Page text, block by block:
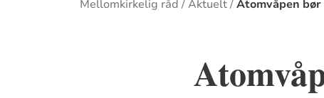
Brødsmulesti
Mellomkirkelig råd Aktuelt Atomvåpen